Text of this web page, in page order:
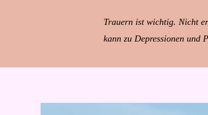
Trauern ist wichtig. Nicht
kann zu Depressionen und